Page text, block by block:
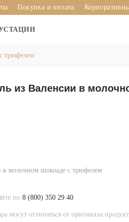
Покупка и оплата
трюфелем
из Валенсии в
молочном шокоаде с трюфелем
по 8 (800) 350 29 40
могут отличаться от оригинала